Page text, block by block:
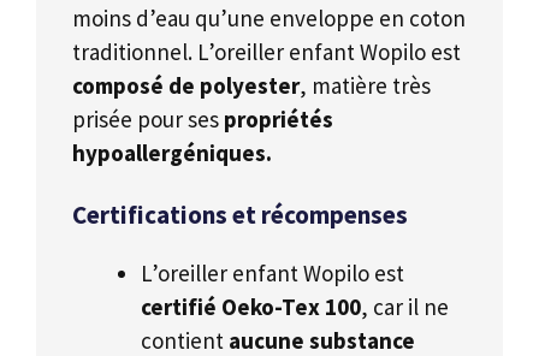
moins d’eau qu’une enveloppe en coton
traditionnel. L’oreiller enfant Wopilo est
composé de polyester, matière très
prisée pour ses propriétés
hypoallergéniques.
Certifications et récompenses
L’oreiller enfant Wopilo est
certifié Oeko-Tex 100, car il ne
contient aucune substance